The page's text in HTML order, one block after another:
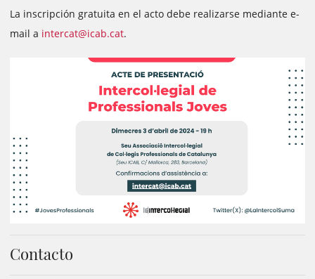
La inscripción gratuita en el acto debe realizarse mediante e-
mail a intercat@icab.cat.
Contacto